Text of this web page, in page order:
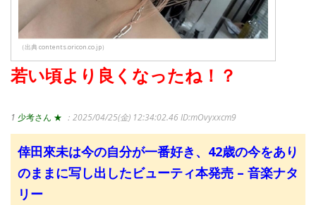
（出典 contents.oricon.co.jp）
若い頃より良くなったね！？
1 少考さん ★ ：2025/04/25(金) 12:34:02.46ID:mOvyxxcm9
倖田來未は今の自分が一番好き、42歳の今をあり
のままに写し出したビューティ本発売 – 音楽ナタ
リー